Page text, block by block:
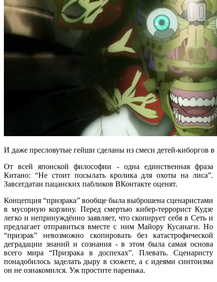
И даже пресловутые гейши сделаны из смеси детей-киборгов
От всей японской философии - одна единственная фраза
Китано: “Не стоит посылать кролика для охоты на лиса”.
Завсегдатаи пацанских пабликов ВКонтакте оценят.
Концепция “призрака” вообще была выброшена сценаристами
в мусорную корзину. Перед смертью кибер-террорист Кудзе
легко и непринуждённо заявляет, что скопирует себя в Сеть и
предлагает отправиться вместе с ним Майору Кусанаги. Но
“призрак” невозможно скопировать без катастрофической
деградации знаний и сознания - в этом была самая основа
всего мира “Призрака в доспехах”. Плевать. Сценаристу
понадобилось заделать дыру в сюжете, а с идеями синтоизма
он не ознакомился. Уж простите паренька.